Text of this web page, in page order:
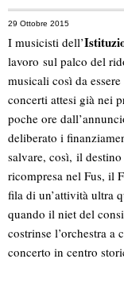
29 Ottobre 2015
I musicisti dell’
lavoro sul palco del
musicali così da
concerti attesi già nei
poche ore
deliberato i
salvare, così, il
ricompresa nel Fus, il
fila di un’attività ultra
quando il niet del
costrinse l’orchestra
concerto in centro